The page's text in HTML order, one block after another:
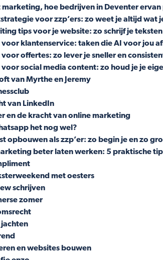
marketing, hoe bedrijven in Deventer
voor zzp’ers: zo weet je altijd wat
tips voor je website: zo schrijf je
klantenservice: taken die AI voor jou
offertes: zo lever je sneller en
social media content: zo houd je je
van Myrthe en Jeremy
van LinkedIn
en de kracht van online marketing
het nog wel?
opbouwen als zzp’er: zo begin je en zo
beter laten werken: 5 praktische
met oesters
schrijven
zomer
jachten
en websites bouwen